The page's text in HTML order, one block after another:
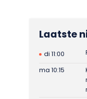
Laatste
di 11:00
ma 10:15